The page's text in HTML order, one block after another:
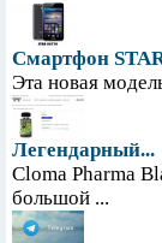
Смартфон
Эта новая
Легендарный...
Cloma Pharma
большой ...